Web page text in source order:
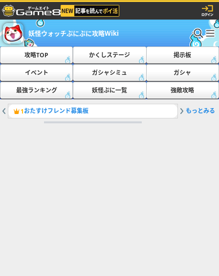
妖怪ウォッチぷにぷに攻略Wiki
攻略TOP かくしステージ 掲示板
イベント ガシャシミュ ガシャ
最強ランキング 妖怪ぷに一覧 強敵攻略
1おたすけフレンド募集板 2ともだ
もっとみる